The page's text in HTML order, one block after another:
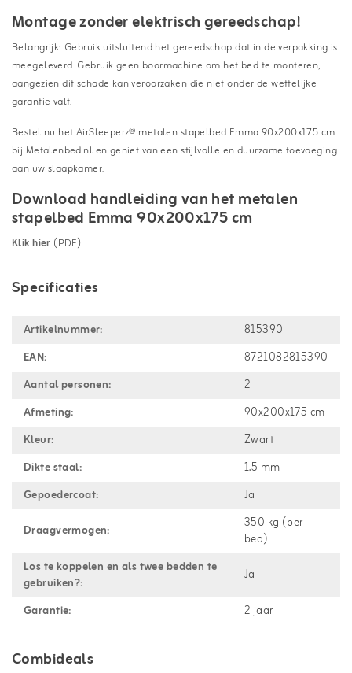
Montage zonder elektrisch gereedschap!
Belangrijk: Gebruik uitsluitend het gereedschap dat in de verpakking is
meegeleverd. Gebruik geen boormachine om het bed te monteren,
aangezien dit schade kan veroorzaken die niet onder de wettelijke
garantie valt.
Bestel nu het AirSleeperz® metalen stapelbed Emma 90x200x175 cm
bij Metalenbed.nl en geniet van een stijlvolle en duurzame toevoeging
aan uw slaapkamer.
Download handleiding van het metalen
stapelbed Emma 90x200x175 cm
Klik hier (PDF)
Specificaties
Artikelnummer:
815390
EAN:
8721082815390
Aantal personen:
2
Afmeting:
90x200x175 cm
Kleur:
Zwart
Dikte staal:
1.5 mm
Gepoedercoat:
Ja
Draagvermogen:
350 kg (per
bed)
Los te koppelen en als twee bedden te
gebruiken?:
Ja
Garantie:
2 jaar
Combideals